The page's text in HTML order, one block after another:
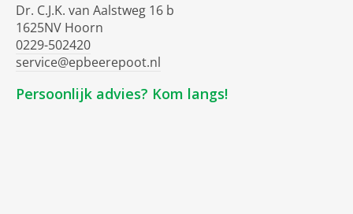
Dr. C.J.K. van Aalstweg 16 b
1625NV Hoorn
0229-502420
service@epbeerepoot.nl
Persoonlijk advies? Kom langs!